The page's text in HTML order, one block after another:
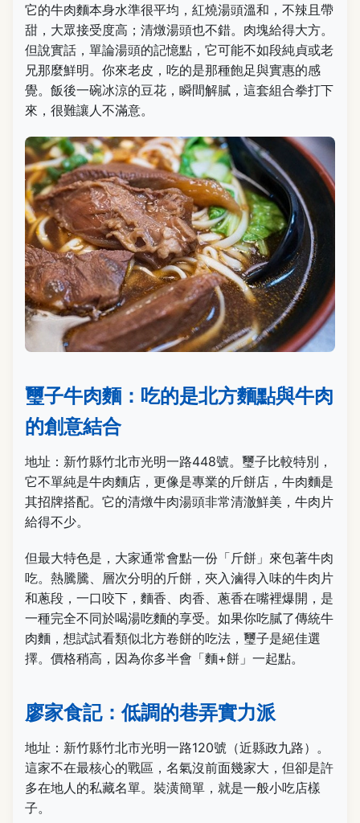
它的牛肉麵本身水準很平均，紅燒湯頭溫和，不辣且帶
甜，大眾接受度高；清燉湯頭也不錯。肉塊給得大方。
但說實話，單論湯頭的記憶點，它可能不如段純貞或老
兄那麼鮮明。你來老皮，吃的是那種飽足與實惠的感
覺。飯後一碗冰涼的豆花，瞬間解膩，這套組合拳打下
來，很難讓人不滿意。
璽子牛肉麵：吃的是北方麵點與牛肉
的創意結合
地址：新竹縣竹北市光明一路448號。璽子比較特別，
它不單純是牛肉麵店，更像是專業的斤餅店，牛肉麵是
其招牌搭配。它的清燉牛肉湯頭非常清澈鮮美，牛肉片
給得不少。
但最大特色是，大家通常會點一份「斤餅」來包著牛肉
吃。熱騰騰、層次分明的斤餅，夾入滷得入味的牛肉片
和蔥段，一口咬下，麵香、肉香、蔥香在嘴裡爆開，是
一種完全不同於喝湯吃麵的享受。如果你吃膩了傳統牛
肉麵，想試試看類似北方卷餅的吃法，璽子是絕佳選
擇。價格稍高，因為你多半會「麵+餅」一起點。
廖家食記：低調的巷弄實力派
地址：新竹縣竹北市光明一路120號（近縣政九路）。
這家不在最核心的戰區，名氣沒前面幾家大，但卻是許
多在地人的私藏名單。裝潢簡單，就是一般小吃店樣
子。